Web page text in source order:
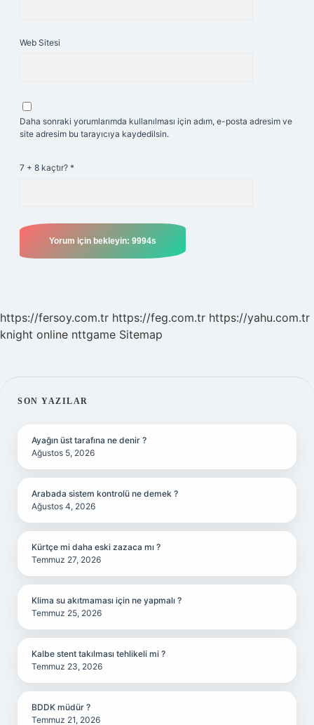
Web Sitesi
Daha sonraki yorumlarımda kullanılması için adım, e-posta adresim ve
site adresim bu tarayıcıya kaydedilsin.
7 + 8 kaçtır? *
https://fersoy.com.tr https://feg.com.tr https://yahu.com.tr
knight online nttgame Sitemap
SIDEBAR
SON YAZILAR
Ayağın üst tarafına ne denir ?
Ağustos 5, 2026
Arabada sistem kontrolü ne demek ?
Ağustos 4, 2026
Kürtçe mi daha eski zazaca mı ?
Temmuz 27, 2026
Klima su akıtmaması için ne yapmalı ?
Temmuz 25, 2026
Kalbe stent takılması tehlikeli mi ?
Temmuz 23, 2026
BDDK müdür ?
Temmuz 21, 2026